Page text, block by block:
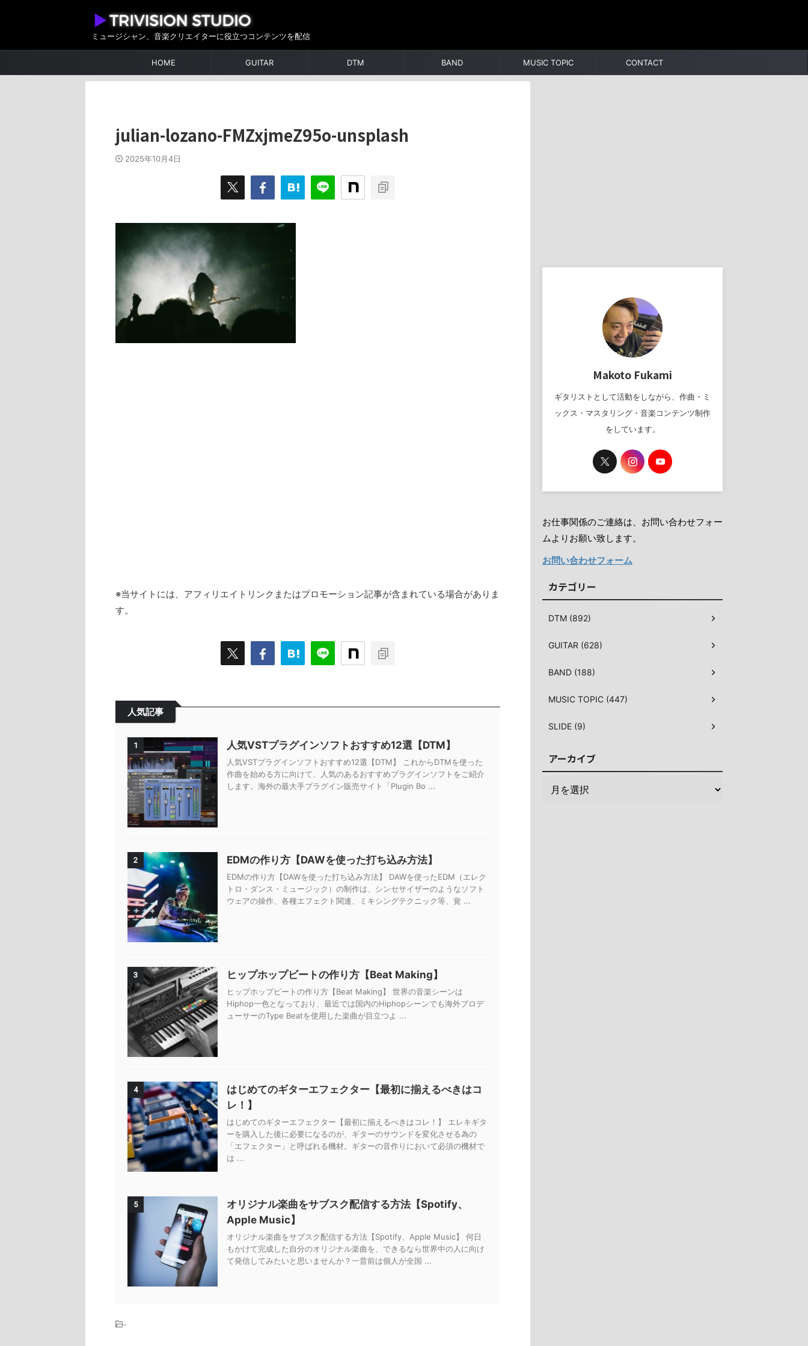
ミュージシャン、音楽クリエイターに役立つコンテンツを配信
HOME GUITAR DTM BAND MUSIC TOPIC CONTACT
julian-lozano-FMZxjmeZ95o-unsplash
2025年10月4日
※当サイトには、アフィリエイトリンクまたはプロモーション記事が含まれている場合がありま
す。
人気記事
1 人気VSTプラグインソフトおすすめ12選【DTM】
人気VSTプラグインソフトおすすめ12選【DTM】 これからDTMを使った
作曲を始める方に向けて、人気のあるおすすめプラグインソフトをご紹介
します。海外の最大手プラグイン販売サイト「Plugin Bo ...
2 EDMの作り方【DAWを使った打ち込み方法】
EDMの作り方【DAWを使った打ち込み方法】 DAWを使ったEDM（エレク
トロ・ダンス・ミュージック）の制作は、シンセサイザーのようなソフト
ウェアの操作、各種エフェクト関連、ミキシングテクニック等、覚 ...
3 ヒップホップビートの作り方【Beat Making】
ヒップホップビートの作り方【Beat Making】 世界の音楽シーンは
Hiphop一色となっており、最近では国内のHiphopシーンでも海外プロデ
ューサーのType Beatを使用した楽曲が目立つよ ...
4
はじめてのギターエフェクター【最初に揃えるべきはコ
レ！】
はじめてのギターエフェクター【最初に揃えるべきはコレ！】 エレキギタ
ーを購入した後に必要になるのが、ギターのサウンドを変化させる為の
「エフェクター」と呼ばれる機材。ギターの音作りにおいて必須の機材で
は ...
5
オリジナル楽曲をサブスク配信する方法【Spotify、
Apple Music】
オリジナル楽曲をサブスク配信する方法【Spotify、Apple Music】 何日
もかけて完成した自分のオリジナル楽曲を、できるなら世界中の人に向け
て発信してみたいと思いませんか？一昔前は個人が全国 ...
-
Makoto Fukami
ギタリストとして活動をしながら、作曲・ミ
ックス・マスタリング・音楽コンテンツ制作
をしています。
お仕事関係のご連絡は、お問い合わせフォー
ムよりお願い致します。
お問い合わせフォーム
カテゴリー
DTM (892)
GUITAR (628)
BAND (188)
MUSIC TOPIC (447)
SLIDE (9)
アーカイブ